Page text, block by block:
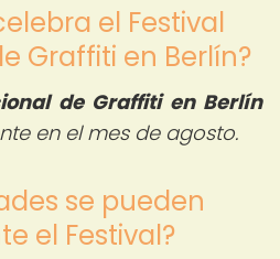
el Festival
Graffiti en Berlín?
de Graffiti en Berlín
en el mes de agosto.
se pueden
el Festival?